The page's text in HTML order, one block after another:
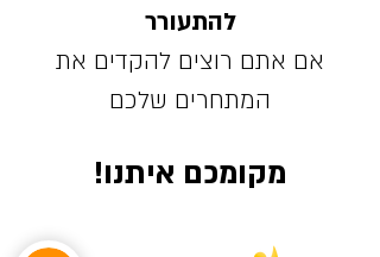
להתעורר
אם אתם רוצים להקדים את
המתחרים שלכם
מקומכם איתנו!